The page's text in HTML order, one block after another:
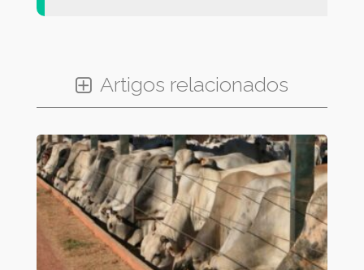
Artigos relacionados